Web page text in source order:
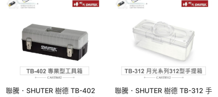
聯騰．SHUTER 樹德 TB-402
聯騰．SHUTER 樹德 TB-312 手